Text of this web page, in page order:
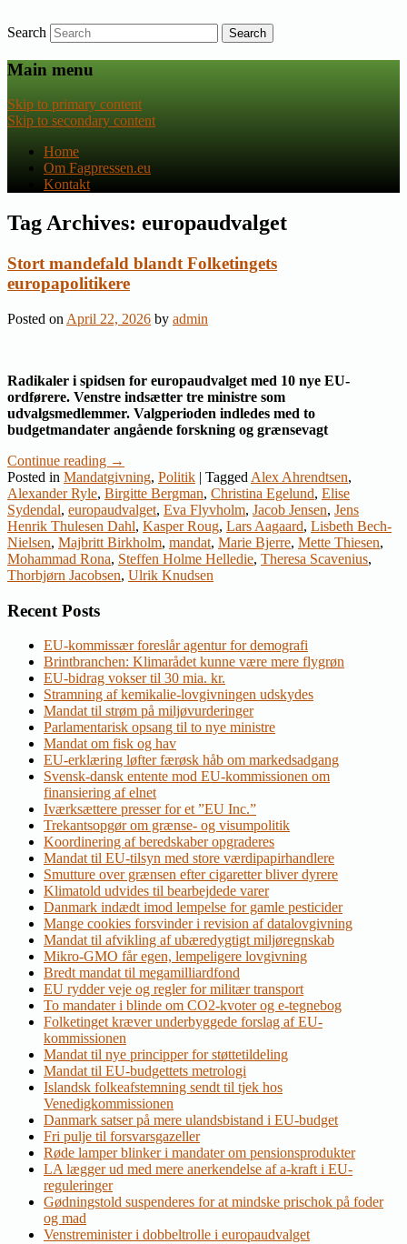
Fagpressen.eu
Nyheder om dansk EU-politik
Search
Main menu
Skip to primary content
Skip to secondary content
Home
Om Fagpressen.eu
Kontakt
Tag Archives: europaudvalget
Stort mandefald blandt Folketingets
europapolitikere
Posted on April 22, 2026 by admin
Radikaler i spidsen for europaudvalget med 10 nye EU-
ordførere. Venstre indsætter tre ministre som
udvalgsmedlemmer. Valgperioden indledes med to
budgetmandater angående forskning og grænsevagt
Continue reading →
Posted in Mandatgivning, Politik | Tagged Alex Ahrendtsen,
Alexander Ryle, Birgitte Bergman, Christina Egelund, Elise
Sydendal, europaudvalget, Eva Flyvholm, Jacob Jensen, Jens
Henrik Thulesen Dahl, Kasper Roug, Lars Aagaard, Lisbeth Bech-
Nielsen, Majbritt Birkholm, mandat, Marie Bjerre, Mette Thiesen,
Mohammad Rona, Steffen Holme Helledie, Theresa Scavenius,
Thorbjørn Jacobsen, Ulrik Knudsen
Recent Posts
EU-kommissær foreslår agentur for demografi
Brintbranchen: Klimarådet kunne være mere flygrøn
EU-bidrag vokser til 30 mia. kr.
Stramning af kemikalie-lovgivningen udskydes
Mandat til strøm på miljøvurderinger
Parlamentarisk opsang til to nye ministre
Mandat om fisk og hav
EU-erklæring løfter færøsk håb om markedsadgang
Svensk-dansk entente mod EU-kommissionen om
finansiering af elnet
Iværksættere presser for et ”EU Inc.”
Trekantsopgør om grænse- og visumpolitik
Koordinering af beredskaber opgraderes
Mandat til EU-tilsyn med store værdipapirhandlere
Smutture over grænsen efter cigaretter bliver dyrere
Klimatold udvides til bearbejdede varer
Danmark indædt imod lempelse for gamle pesticider
Mange cookies forsvinder i revision af datalovgivning
Mandat til afvikling af ubæredygtigt miljøregnskab
Mikro-GMO får egen, lempeligere lovgivning
Bredt mandat til megamilliardfond
EU rydder veje og regler for militær transport
To mandater i blinde om CO2-kvoter og e-tegnebog
Folketinget kræver underbyggede forslag af EU-
kommissionen
Mandat til nye principper for støttetildeling
Mandat til EU-budgettets metrologi
Islandsk folkeafstemning sendt til tjek hos
Venedigkommissionen
Danmark satser på mere ulandsbistand i EU-budget
Fri pulje til forsvarsgazeller
Røde lamper blinker i mandater om pensionsprodukter
LA lægger ud med mere anerkendelse af a-kraft i EU-
reguleringer
Gødningstold suspenderes for at mindske prischok på foder
og mad
Venstreminister i dobbeltrolle i europaudvalget